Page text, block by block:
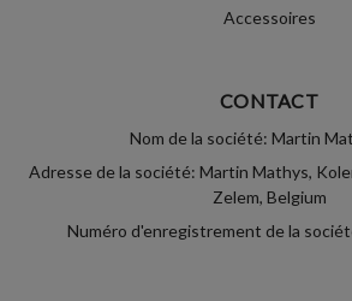
Accessoires
CONTACT
Nom de la société: Martin
Adresse de la société: Martin Mathys,
Zelem, Belgium
Numéro d'enregistrement de la